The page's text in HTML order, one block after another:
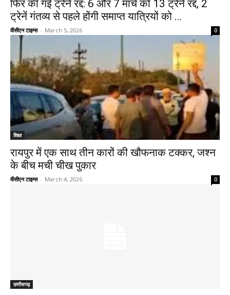
फिर की गई ट्रेने रद्द: 6 और 7 मार्च को 13 ट्रेनें रद्द, 2
ट्रेनें गंतव्य से पहले होंगी समाप्त यात्रियों को ...
वीसीएन टाइम्स - March 5, 2026 0
शिक्षा
रायपुर में एक साथ तीन कारों की खौफनाक टक्कर, जश्न
के बीच मची चीख पुकार
वीसीएन टाइम्स - March 4, 2026 0
छत्तीसगढ़